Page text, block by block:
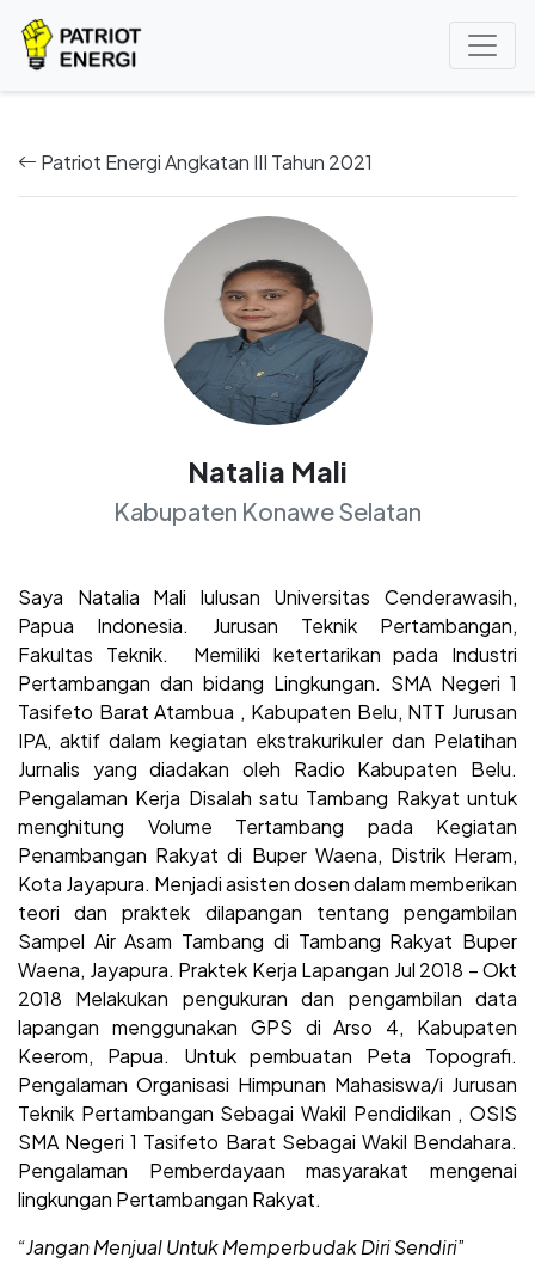
Patriot Energi Angkatan III Tahun 2021
Natalia Mali
Kabupaten Konawe Selatan
Saya Natalia Mali lulusan Universitas Cenderawasih,
Papua Indonesia. Jurusan Teknik Pertambangan,
Fakultas Teknik. Memiliki ketertarikan pada Industri
Pertambangan dan bidang Lingkungan. SMA Negeri 1
Tasifeto Barat Atambua , Kabupaten Belu, NTT Jurusan
IPA, aktif dalam kegiatan ekstrakurikuler dan Pelatihan
Jurnalis yang diadakan oleh Radio Kabupaten Belu.
Pengalaman Kerja Disalah satu Tambang Rakyat untuk
menghitung Volume Tertambang pada Kegiatan
Penambangan Rakyat di Buper Waena, Distrik Heram,
Kota Jayapura. Menjadi asisten dosen dalam memberikan
teori dan praktek dilapangan tentang pengambilan
Sampel Air Asam Tambang di Tambang Rakyat Buper
Waena, Jayapura. Praktek Kerja Lapangan Jul 2018 – Okt
2018 Melakukan pengukuran dan pengambilan data
lapangan menggunakan GPS di Arso 4, Kabupaten
Keerom, Papua. Untuk pembuatan Peta Topografi.
Pengalaman Organisasi Himpunan Mahasiswa/i Jurusan
Teknik Pertambangan Sebagai Wakil Pendidikan , OSIS
SMA Negeri 1 Tasifeto Barat Sebagai Wakil Bendahara.
Pengalaman Pemberdayaan masyarakat mengenai
lingkungan Pertambangan Rakyat.
“Jangan Menjual Untuk Memperbudak Diri Sendiri”